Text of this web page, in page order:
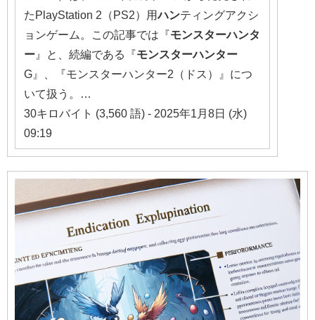
たPlayStation 2（PS2）用 ハンティングアクシ
ョンゲーム。この記事では『モンスターハンタ
ー 』と、続編である『モンスターハンター
G』、『モンスターハンター2（ドス）』につ
いて扱う。…
30キロバイト (3,560 語) - 2025年1月8日 (水)
09:19